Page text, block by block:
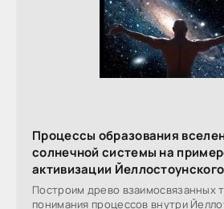
Процессы образования
солнечной системы на
активизации
Построим древо взаимосвязанных
понимания процессов внутри